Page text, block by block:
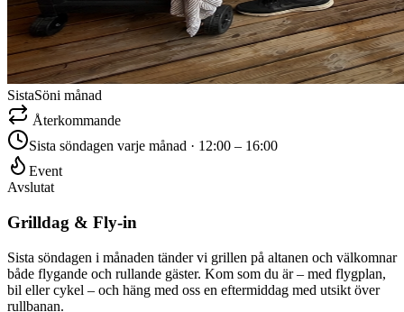
SistaSöni månad
Återkommande
Sista söndagen varje månad · 12:00 – 16:00
Event
Avslutat
Grilldag & Fly-in
Sista söndagen i månaden tänder vi grillen på altanen och välkomnar
både flygande och rullande gäster. Kom som du är – med flygplan,
bil eller cykel – och häng med oss en eftermiddag med utsikt över
rullbanan.